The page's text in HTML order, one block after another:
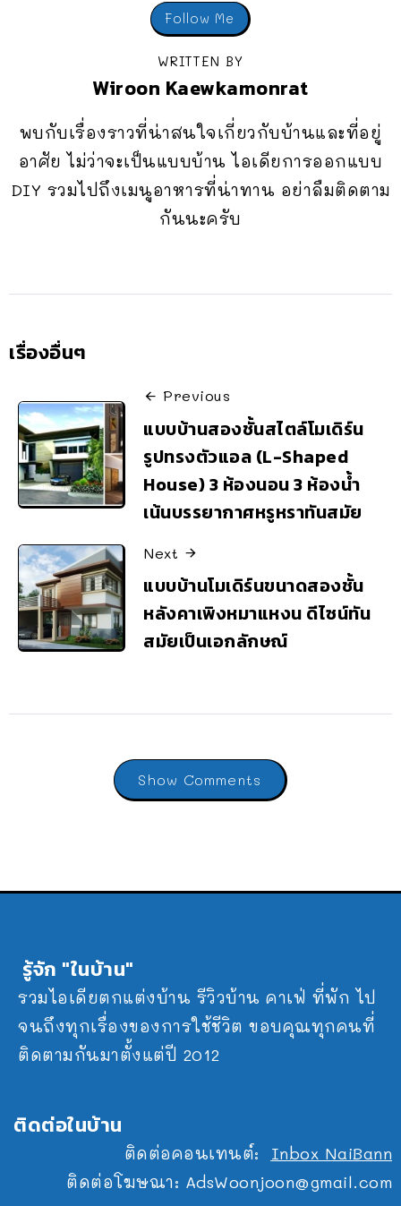
Follow Me
WRITTEN BY
Wiroon Kaewkamonrat
พบกับเรื่องราวที่น่าสนใจเกี่ยวกับบ้านและที่อยู่
อาศัย ไม่ว่าจะเป็นแบบบ้าน ไอเดียการออกแบบ
DIY รวมไปถึงเมนูอาหารที่น่าทาน อย่าลืมติดตาม
กันนะครับ
เรื่องอื่นๆ
Previous
แบบบ้านสองชั้นสไตล์โมเดิร์น
รูปทรงตัวแอล (L-Shaped
House) 3 ห้องนอน 3 ห้องน้ำ
เน้นบรรยากาศหรูหราทันสมัย
Next
แบบบ้านโมเดิร์นขนาดสองชั้น
หลังคาเพิงหมาแหงน ดีไซน์ทัน
สมัยเป็นเอกลักษณ์
Show Comments
รู้จัก "ในบ้าน"
รวมไอเดียตกแต่งบ้าน รีวิวบ้าน คาเฟ่ ที่พัก ไป
จนถึงทุกเรื่องของการใช้ชีวิต ขอบคุณทุกคนที่
ติดตามกันมาตั้งแต่ปี 2012
ติดต่อในบ้าน
ติดต่อคอนเทนต์: Inbox NaiBann
ติดต่อโฆษณา: AdsWoonjoon@gmail.com